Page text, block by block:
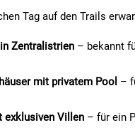
Tag auf den Trails
Zentralistrien – bekannt
mit privatem Pool –
exklusiven Villen – für ein